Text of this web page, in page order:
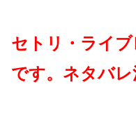
セトリ・ライ
です。ネタバレ